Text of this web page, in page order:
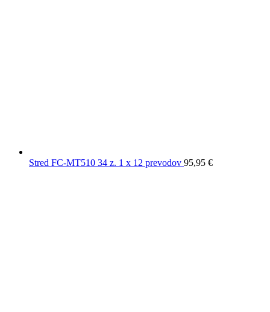
Stred FC-MT510 34 z. 1 x 12 prevodov 95,95 €